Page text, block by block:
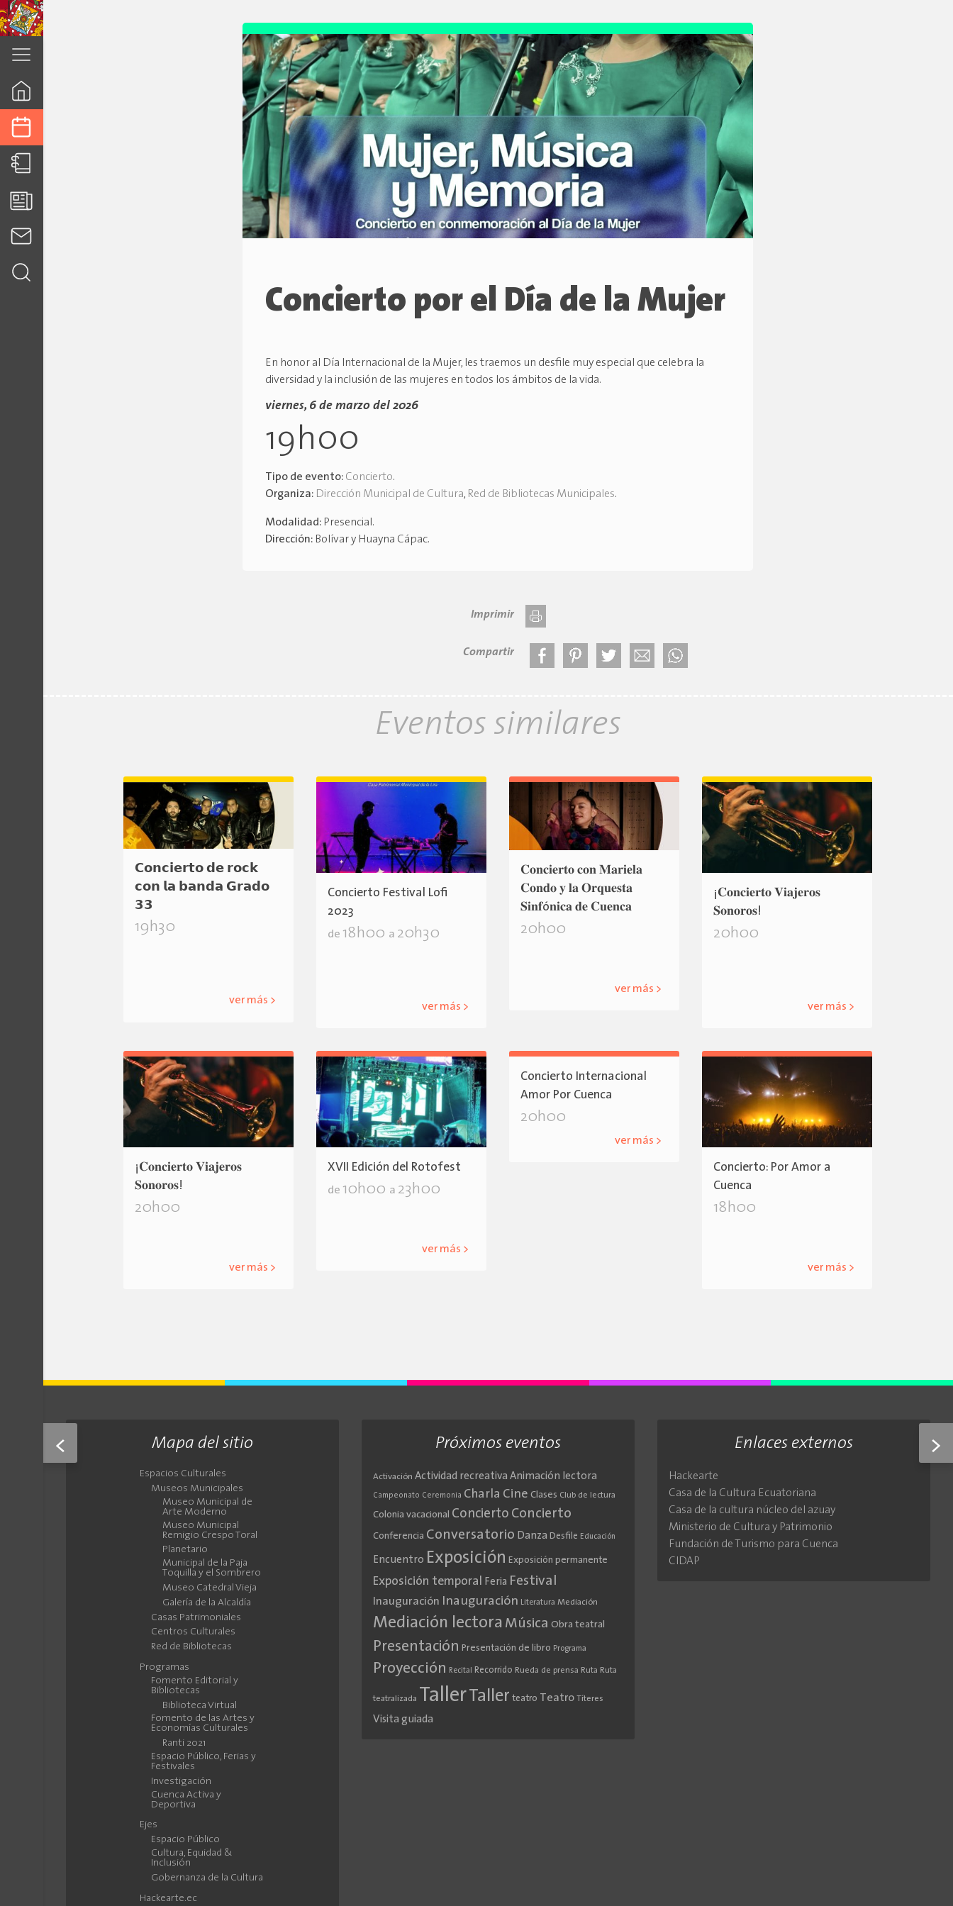
Concierto por el Día de la Mujer
En honor al Día Internacional de la Mujer, les traemos un desfile muy especial que celebra la
diversidad y la inclusión de las mujeres en todos los ámbitos de la vida.
viernes, 6 de marzo del 2026
19h00
Tipo de evento: Concierto.
Organiza: Dirección Municipal de Cultura, Red de Bibliotecas Municipales.
Modalidad: Presencial.
Dirección: Bolívar y Huayna Cápac.
Imprimir
Compartir
< >
Eventos similares
𝗖𝗼𝗻𝗰𝗶𝗲𝗿𝘁𝗼 𝗱𝗲 𝗿𝗼𝗰𝗸
𝗰𝗼𝗻 𝗹𝗮 𝗯𝗮𝗻𝗱𝗮 𝗚𝗿𝗮𝗱𝗼
𝟯𝟯
19h30
ver más >
Concierto Festival Lofi
2023
de 18h00 a 20h30
ver más >
𝐂𝐨𝐧𝐜𝐢𝐞𝐫𝐭𝐨 𝐜𝐨𝐧 𝐌𝐚𝐫𝐢𝐞𝐥𝐚
𝐂𝐨𝐧𝐝𝐨 𝐲 𝐥𝐚 𝐎𝐫𝐪𝐮𝐞𝐬𝐭𝐚
𝐒𝐢𝐧𝐟ó𝐧𝐢𝐜𝐚 𝐝𝐞 𝐂𝐮𝐞𝐧𝐜𝐚
20h00
ver más >
¡𝐂𝐨𝐧𝐜𝐢𝐞𝐫𝐭𝐨 𝐕𝐢𝐚𝐣𝐞𝐫𝐨𝐬
𝐒𝐨𝐧𝐨𝐫𝐨𝐬!
20h00
ver más >
¡𝐂𝐨𝐧𝐜𝐢𝐞𝐫𝐭𝐨 𝐕𝐢𝐚𝐣𝐞𝐫𝐨𝐬
𝐒𝐨𝐧𝐨𝐫𝐨𝐬!
20h00
ver más >
XVII Edición del Rotofest
de 10h00 a 23h00
ver más >
Concierto Internacional
Amor Por Cuenca
20h00
ver más >
Concierto: Por Amor a
Cuenca
18h00
ver más >
Mapa del sitio
Espacios Culturales
Museos Municipales
Museo Municipal de
Arte Moderno
Museo Municipal
Remigio Crespo Toral
Planetario
Municipal de la Paja
Toquilla y el Sombrero
Museo Catedral Vieja
Galería de la Alcaldía
Casas Patrimoniales
Centros Culturales
Red de Bibliotecas
Programas
Fomento Editorial y
Bibliotecas
Biblioteca Virtual
Fomento de las Artes y
Economías Culturales
Ranti 2021
Espacio Público, Ferias y
Festivales
Investigación
Cuenca Activa y
Deportiva
Ejes
Espacio Público
Cultura, Equidad &
Inclusión
Gobernanza de la Cultura
Hackearte.ec
Próximos eventos
Activación Actividad recreativa Animación lectora
Campeonato Ceremonia Charla Cine Clases Club de lectura
Colonia vacacional Concierto Concierto
Conferencia Conversatorio Danza Desfile Educación
Encuentro Exposición Exposición permanente
Exposición temporal Feria Festival
Inauguración Inauguración Literatura Mediación
Mediación lectora Música Obra teatral
Presentación Presentación de libro Programa
Proyección Recital Recorrido Rueda de prensa Ruta Ruta
teatralizada Taller Taller teatro Teatro Títeres
Visita guiada
Enlaces externos
Hackearte
Casa de la Cultura Ecuatoriana
Casa de la cultura núcleo del azuay
Ministerio de Cultura y Patrimonio
Fundación de Turismo para Cuenca
CIDAP